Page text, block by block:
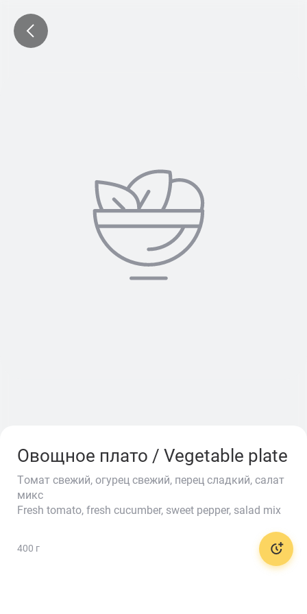
Овощное плато / Vegetable plate
Tомат свежий, огурец свежий, перец сладкий, салат
микс
Fresh tomato, fresh cucumber, sweet pepper, salad mix
400 г